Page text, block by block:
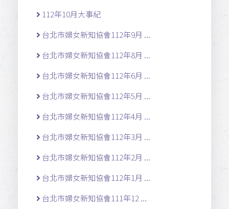
112年10月大事紀
台北市婦女新知協會112年9月 ...
台北市婦女新知協會112年8月 ...
台北市婦女新知協會112年6月 ...
台北市婦女新知協會112年5月 ...
台北市婦女新知協會112年4月 ...
台北市婦女新知協會112年3月 ...
台北市婦女新知協會112年2月 ...
台北市婦女新知協會112年1月 ...
台北市婦女新知協會111年12 ...